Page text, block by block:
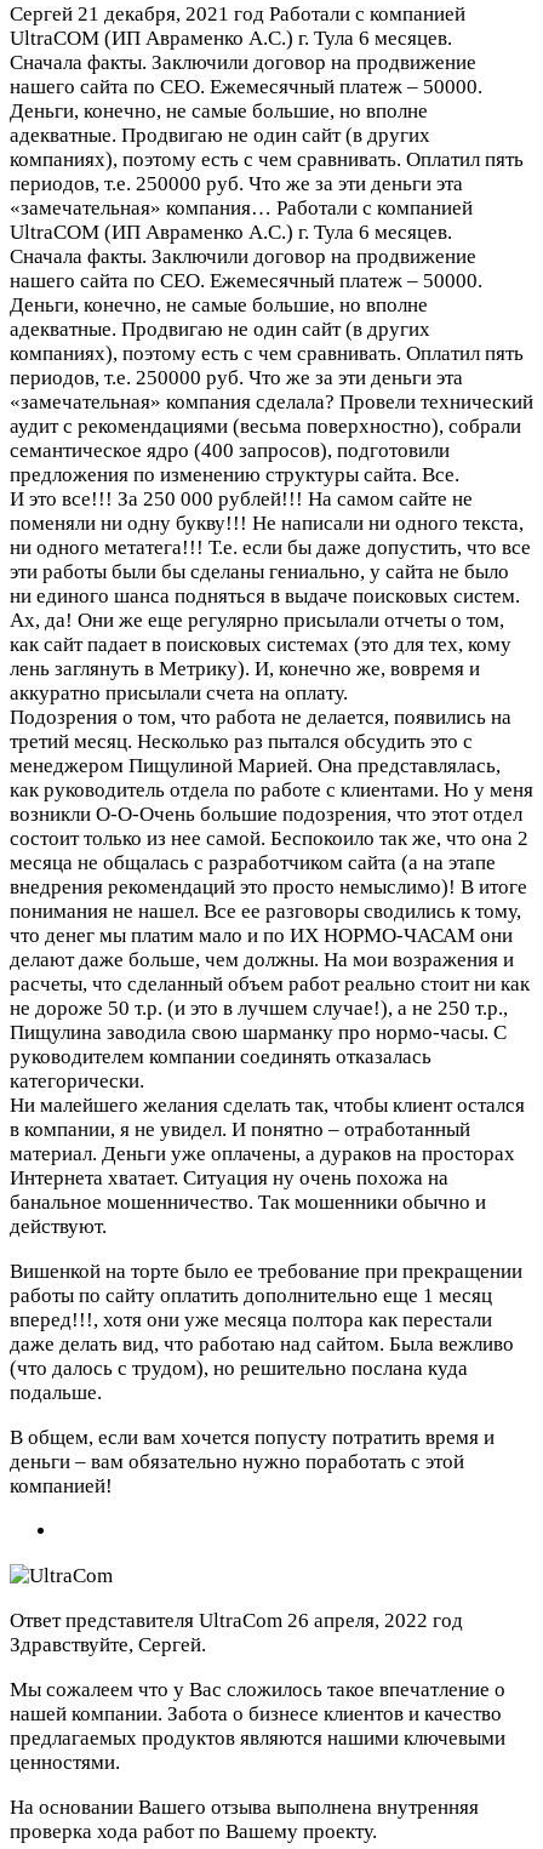
Сергей 21 декабря, 2021 год Работали с компанией
UltraCOM (ИП Авраменко А.С.) г. Тула 6 месяцев.
Сначала факты. Заключили договор на продвижение
нашего сайта по СЕО. Ежемесячный платеж – 50000.
Деньги, конечно, не самые большие, но вполне
адекватные. Продвигаю не один сайт (в других
компаниях), поэтому есть с чем сравнивать. Оплатил пять
периодов, т.е. 250000 руб. Что же за эти деньги эта
«замечательная» компания… Работали с компанией
UltraCOM (ИП Авраменко А.С.) г. Тула 6 месяцев.
Сначала факты. Заключили договор на продвижение
нашего сайта по СЕО. Ежемесячный платеж – 50000.
Деньги, конечно, не самые большие, но вполне
адекватные. Продвигаю не один сайт (в других
компаниях), поэтому есть с чем сравнивать. Оплатил пять
периодов, т.е. 250000 руб. Что же за эти деньги эта
«замечательная» компания сделала? Провели технический
аудит с рекомендациями (весьма поверхностно), собрали
семантическое ядро (400 запросов), подготовили
предложения по изменению структуры сайта. Все.
И это все!!! За 250 000 рублей!!! На самом сайте не
поменяли ни одну букву!!! Не написали ни одного текста,
ни одного метатега!!! Т.е. если бы даже допустить, что все
эти работы были бы сделаны гениально, у сайта не было
ни единого шанса подняться в выдаче поисковых систем.
Ах, да! Они же еще регулярно присылали отчеты о том,
как сайт падает в поисковых системах (это для тех, кому
лень заглянуть в Метрику). И, конечно же, вовремя и
аккуратно присылали счета на оплату.
Подозрения о том, что работа не делается, появились на
третий месяц. Несколько раз пытался обсудить это с
менеджером Пищулиной Марией. Она представлялась,
как руководитель отдела по работе с клиентами. Но у меня
возникли О-О-Очень большие подозрения, что этот отдел
состоит только из нее самой. Беспокоило так же, что она 2
месяца не общалась с разработчиком сайта (а на этапе
внедрения рекомендаций это просто немыслимо)! В итоге
понимания не нашел. Все ее разговоры сводились к тому,
что денег мы платим мало и по ИХ НОРМО-ЧАСАМ они
делают даже больше, чем должны. На мои возражения и
расчеты, что сделанный объем работ реально стоит ни как
не дороже 50 т.р. (и это в лучшем случае!), а не 250 т.р.,
Пищулина заводила свою шарманку про нормо-часы. С
руководителем компании соединять отказалась
категорически.
Ни малейшего желания сделать так, чтобы клиент остался
в компании, я не увидел. И понятно – отработанный
материал. Деньги уже оплачены, а дураков на просторах
Интернета хватает. Ситуация ну очень похожа на
банальное мошенничество. Так мошенники обычно и
действуют.
Вишенкой на торте было ее требование при прекращении
работы по сайту оплатить дополнительно еще 1 месяц
вперед!!!, хотя они уже месяца полтора как перестали
даже делать вид, что работаю над сайтом. Была вежливо
(что далось с трудом), но решительно послана куда
подальше.
В общем, если вам хочется попусту потратить время и
деньги – вам обязательно нужно поработать с этой
компанией!
Ответ представителя UltraCom 26 апреля, 2022 год
Здравствуйте, Сергей.
Мы сожалеем что у Вас сложилось такое впечатление о
нашей компании. Забота о бизнесе клиентов и качество
предлагаемых продуктов являются нашими ключевыми
ценностями.
На основании Вашего отзыва выполнена внутренняя
проверка хода работ по Вашему проекту.